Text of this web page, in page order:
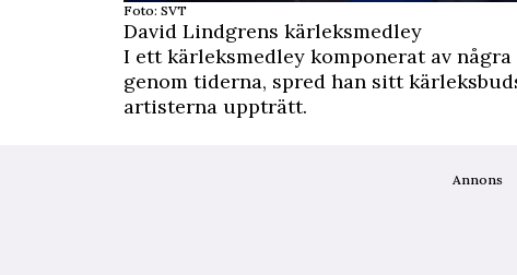
Foto: SVT
David Lindgrens kärleksmedley
I ett kärleksmedley komponerat av
genom tiderna, spred han sitt
artisterna uppträtt.
Annons